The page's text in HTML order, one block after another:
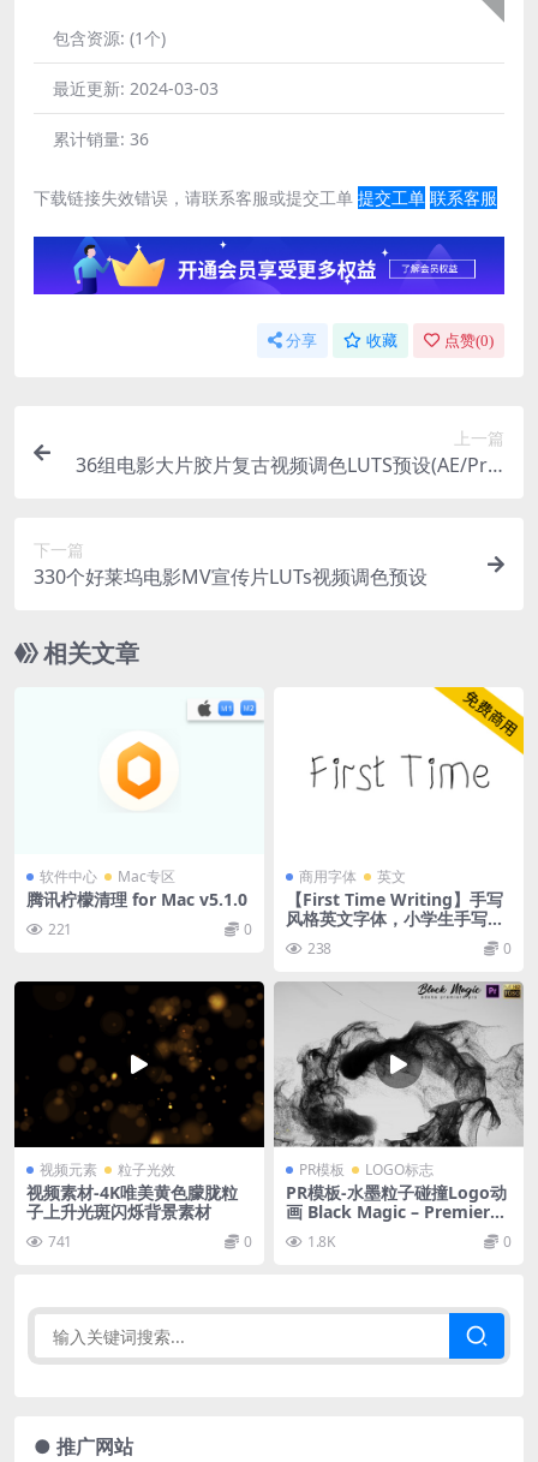
包含资源: (1个)
最近更新: 2024-03-03
累计销量: 36
下载链接失效错误，请联系客服或提交工单 提交工单 联系客服
分享 收藏 点赞(0)
上一篇
36组电影大片胶片复古视频调色LUTS预设(AE/Pr/F
下一篇
330个好莱坞电影MV宣传片LUTs视频调色预设
相关文章
软件中心 Mac专区
腾讯柠檬清理 for Mac v5.1.0
221 0
商用字体 英文
【First Time Writing】手写
风格英文字体，小学生手写风
238 0
视频元素 粒子光效
视频素材-4K唯美黄色朦胧粒
子上升光斑闪烁背景素材
741 0
PR模板 LOGO标志
PR模板-水墨粒子碰撞Logo动
画 Black Magic – Premiere
Pro1.8K 0
● 推广网站